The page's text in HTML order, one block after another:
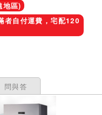
地區)
者自付運費，宅配120
問與答